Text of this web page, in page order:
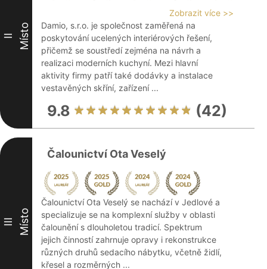
II Místo
Zobrazit více >>
Damio, s.r.o. je společnost zaměřená na
poskytování ucelených interiérových řešení,
přičemž se soustředí zejména na návrh a
realizaci moderních kuchyní. Mezi hlavní
aktivity firmy patří také dodávky a instalace
vestavěných skříní, zařízení ...
9.8 (42)
III Místo
Čalounictví Ota Veselý
Čalounictví Ota Veselý se nachází v Jedlové a
specializuje se na komplexní služby v oblasti
čalounění s dlouholetou tradicí. Spektrum
jejich činností zahrnuje opravy i rekonstrukce
různých druhů sedacího nábytku, včetně židlí,
křesel a rozměrných ...